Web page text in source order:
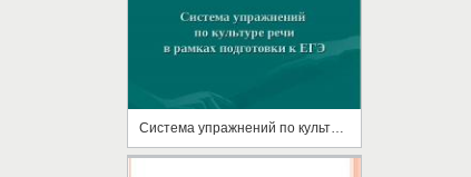
Система упражнений по культуре речи в рамках подготовки к ЕГЭ